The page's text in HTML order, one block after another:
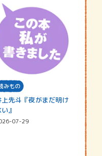
みもの
上先斗『夜がまだ明け
』
07-29